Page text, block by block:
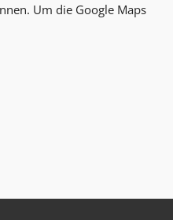
Um die Google Maps